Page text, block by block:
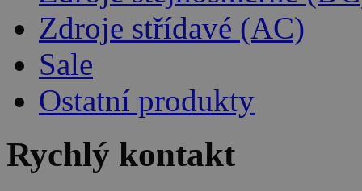
Zdroje střídavé (AC)
Sale
Ostatní produkty
Rychlý kontakt